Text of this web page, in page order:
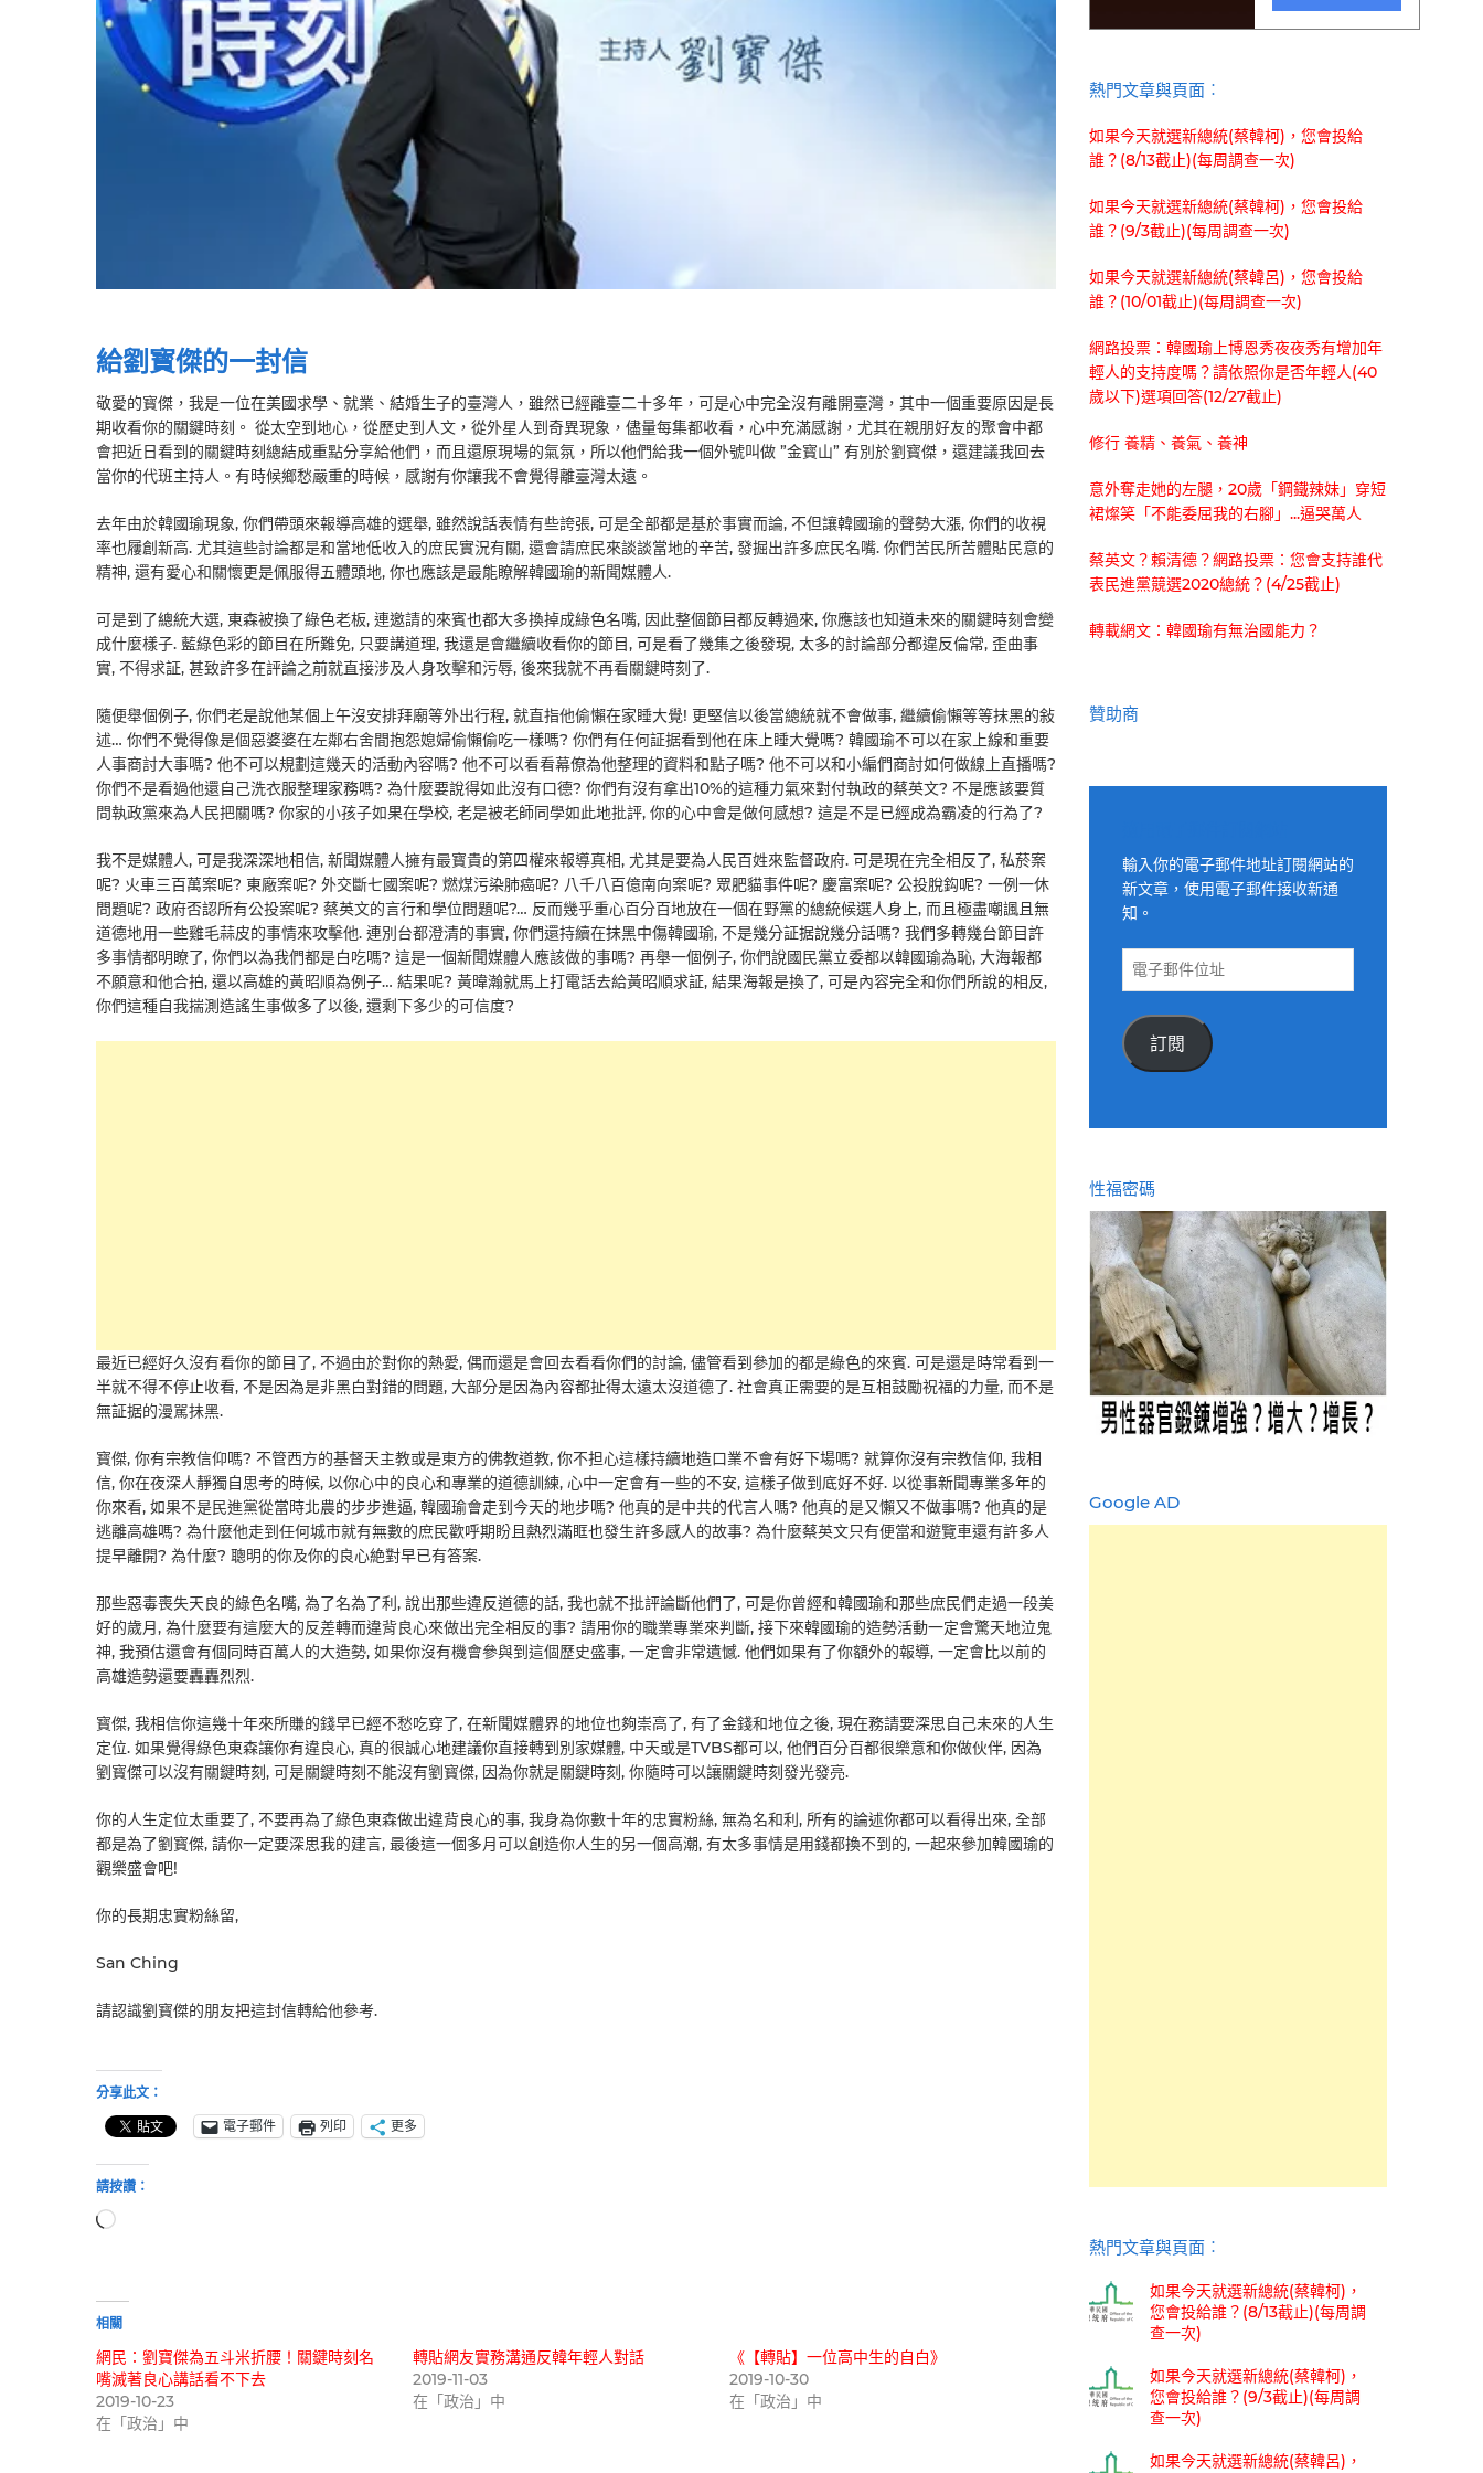
給劉寳傑的一封信
敬愛的寳傑，我是一位在美國求學、就業、結婚生子的臺灣人，雖然已經離臺二十多年，可是心中完全沒有離開臺灣，其中一個重要原因是長
期收看你的關鍵時刻。 從太空到地心，從歷史到人文，從外星人到奇異現象，儘量每集都收看，心中充滿感謝，尤其在親朋好友的聚會中都
會把近日看到的關鍵時刻總結成重點分享給他們，而且還原現場的氣氛，所以他們給我一個外號叫做 ”金寳山” 有別於劉寳傑，還建議我回去
當你的代班主持人。有時候鄉愁嚴重的時候，感謝有你讓我不會覺得離臺灣太遠。
去年由於韓國瑜現象, 你們帶頭來報導高雄的選舉, 雖然說話表情有些誇張, 可是全部都是基於事實而論, 不但讓韓國瑜的聲勢大漲, 你們的收視
率也屨創新高. 尤其這些討論都是和當地低收入的庶民實況有關, 還會請庶民來談談當地的辛苦, 發掘出許多庶民名嘴. 你們苦民所苦體貼民意的
精神, 還有愛心和關懷更是佩服得五體頭地, 你也應該是最能瞭解韓國瑜的新聞媒體人.
可是到了總統大選, 東森被換了綠色老板, 連邀請的來賓也都大多換掉成綠色名嘴, 因此整個節目都反轉過來, 你應該也知道未來的關鍵時刻會變
成什麼樣子. 藍綠色彩的節目在所難免, 只要講道理, 我還是會繼續收看你的節目, 可是看了幾集之後發現, 太多的討論部分都違反倫常, 歪曲事
實, 不得求証, 甚致許多在評論之前就直接涉及人身攻擊和污辱, 後來我就不再看關鍵時刻了.
隨便舉個例子, 你們老是說他某個上午沒安排拜廟等外出行程, 就直指他偷懶在家睡大覺! 更堅信以後當總統就不會做事, 繼續偷懶等等抹黑的敍
述… 你們不覺得像是個惡婆婆在左鄰右舍間抱怨媳婦偷懶偷吃一樣嗎? 你們有任何証据看到他在床上睡大覺嗎? 韓國瑜不可以在家上線和重要
人事商討大事嗎? 他不可以規劃這幾天的活動內容嗎? 他不可以看看幕僚為他整理的資料和點子嗎? 他不可以和小編們商討如何做線上直播嗎?
你們不是看過他還自己洗衣服整理家務嗎? 為什麼要說得如此沒有口德? 你們有沒有拿出10%的這種力氣來對付執政的蔡英文? 不是應該要質
問執政黨來為人民把關嗎? 你家的小孩子如果在學校, 老是被老師同學如此地批評, 你的心中會是做何感想? 這是不是已經成為霸凌的行為了?
我不是媒體人, 可是我深深地相信, 新聞媒體人擁有最寳貴的第四權來報導真相, 尤其是要為人民百姓來監督政府. 可是現在完全相反了, 私菸案
呢? 火車三百萬案呢? 東廠案呢? 外交斷七國案呢? 燃煤污染肺癌呢? 八千八百億南向案呢? 眾肥貓事件呢? 慶富案呢? 公投脫鈎呢? 一例一休
問題呢? 政府否認所有公投案呢? 蔡英文的言行和學位問題呢?… 反而幾乎重心百分百地放在一個在野黨的總統候選人身上, 而且極盡嘲諷且無
道德地用一些雞毛蒜皮的事情來攻擊他. 連別台都澄清的事實, 你們還持續在抺黑中傷韓國瑜, 不是幾分証据說幾分話嗎? 我們多轉幾台節目許
多事情都明瞭了, 你們以為我們都是白吃嗎? 這是一個新聞媒體人應該做的事嗎? 再舉一個例子, 你們說國民黨立委都以韓國瑜為恥, 大海報都
不願意和他合拍, 還以高雄的黃昭順為例子… 結果呢? 黃暐瀚就馬上打電話去給黃昭順求証, 結果海報是換了, 可是內容完全和你們所說的相反,
你們這種自我揣測造謠生事做多了以後, 還剩下多少的可信度?
最近已經好久沒有看你的節目了, 不過由於對你的熱愛, 偶而還是會回去看看你們的討論, 儘管看到參加的都是綠色的來賓. 可是還是時常看到一
半就不得不停止收看, 不是因為是非黑白對錯的問題, 大部分是因為內容都扯得太遠太沒道德了. 社會真正需要的是互相鼓勵祝福的力量, 而不是
無証据的漫駡抺黑.
寳傑, 你有宗教信仰嗎? 不管西方的基督天主教或是東方的佛教道教, 你不担心這樣持續地造口業不會有好下場嗎? 就算你沒有宗教信仰, 我相
信, 你在夜深人靜獨自思考的時候, 以你心中的良心和專業的道德訓練, 心中一定會有一些的不安, 這樣子做到底好不好. 以從事新聞專業多年的
你來看, 如果不是民進黨從當時北農的步步進逼, 韓國瑜會走到今天的地步嗎? 他真的是中共的代言人嗎? 他真的是又懶又不做事嗎? 他真的是
逃離高雄嗎? 為什麼他走到任何城市就有無數的庶民歡呼期盼且熱烈滿眶也發生許多感人的故事? 為什麼蔡英文只有便當和遊覽車還有許多人
提早離開? 為什麼? 聰明的你及你的良心絶對早已有答案.
那些惡毒喪失天良的綠色名嘴, 為了名為了利, 說出那些違反道德的話, 我也就不批評論斷他們了, 可是你曾經和韓國瑜和那些庶民們走過一段美
好的歲月, 為什麼要有這麼大的反差轉而違背良心來做出完全相反的事? 請用你的職業專業來判斷, 接下來韓國瑜的造勢活動一定會驚天地泣鬼
神, 我預估還會有個同時百萬人的大造勢, 如果你沒有機會參與到這個歷史盛事, 一定會非常遺憾. 他們如果有了你額外的報導, 一定會比以前的
高雄造勢還要轟轟烈烈.
寳傑, 我相信你這幾十年來所賺的錢早已經不愁吃穿了, 在新聞媒體界的地位也夠崇高了, 有了金錢和地位之後, 現在務請要深思自己未來的人生
定位. 如果覺得綠色東森讓你有違良心, 真的很誠心地建議你直接轉到別家媒體, 中天或是TVBS都可以, 他們百分百都很樂意和你做伙伴, 因為
劉寳傑可以沒有關鍵時刻, 可是關鍵時刻不能沒有劉寳傑, 因為你就是關鍵時刻, 你隨時可以讓關鍵時刻發光發亮.
你的人生定位太重要了, 不要再為了綠色東森做出違背良心的事, 我身為你數十年的忠實粉絲, 無為名和利, 所有的論述你都可以看得出來, 全部
都是為了劉寳傑, 請你一定要深思我的建言, 最後這一個多月可以創造你人生的另一個高潮, 有太多事情是用錢都換不到的, 一起來參加韓國瑜的
觀樂盛會吧!
你的長期忠實粉絲留,
San Ching
請認識劉寳傑的朋友把這封信轉給他參考.
分享此文：
電子郵件
列印 更多
請按讚：
正
相關
網民：劉寶傑為五斗米折腰！關鍵時刻名
嘴滅著良心講話看不下去
2019-10-23
在「政治」中
轉貼網友實務溝通反韓年輕人對話
2019-11-03
在「政治」中
《【轉貼】一位高中生的自白》
2019-10-30
在「政治」中
熱門文章與頁面︰
如果今天就選新總統(蔡韓柯)，您會投給
誰？(8/13截止)(每周調查一次)
如果今天就選新總統(蔡韓柯)，您會投給
誰？(9/3截止)(每周調查一次)
如果今天就選新總統(蔡韓呂)，您會投給
誰？(10/01截止)(每周調查一次)
網路投票：韓國瑜上博恩秀夜夜秀有增加年
輕人的支持度嗎？請依照你是否年輕人(40
歲以下)選項回答(12/27截止)
修行 養精、養氣、養神
意外奪走她的左腿，20歲「鋼鐵辣妹」穿短
裙燦笑「不能委屈我的右腳」...逼哭萬人
蔡英文？賴清德？網路投票：您會支持誰代
表民進黨競選2020總統？(4/25截止)
轉載網文：韓國瑜有無治國能力？
贊助商
輸入你的電子郵件地址訂閱網站的
新文章，使用電子郵件接收新通
知。
電
件
位
訂閱
性福密碼
Google AD
熱門文章與頁面︰
如果今天就選新總統(蔡韓柯)，
您會投給誰？(8/13截止)(每周調
查一次)
如果今天就選新總統(蔡韓柯)，
您會投給誰？(9/3截止)(每周調
查一次)
如果今天就選新總統(蔡韓呂)，